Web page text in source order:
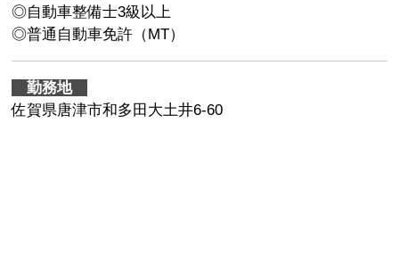
◎自動車整備士3級以上
◎普通自動車免許（MT）
勤務地
佐賀県唐津市和多田大土井6-60